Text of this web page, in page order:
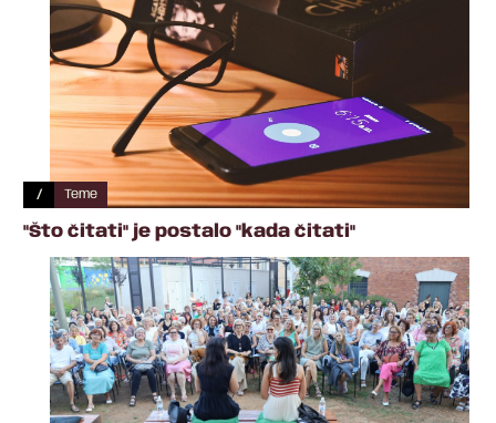
/ Teme
"Što čitati" je postalo "kada čitati"